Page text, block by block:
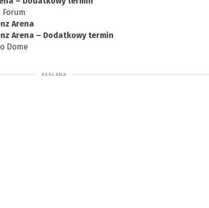
Arena
Arena – Dodatkowy termin
Dome